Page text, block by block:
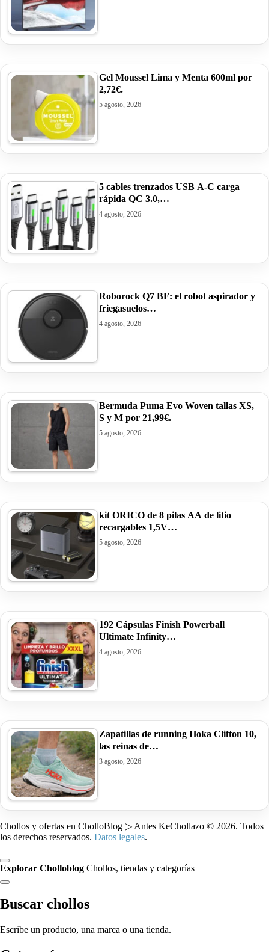
Gel Moussel Lima y Menta 600ml por
2,72€.
5 agosto, 2026
5 cables trenzados USB A-C carga
rápida QC 3.0,…
4 agosto, 2026
Roborock Q7 BF: el robot aspirador y
friegasuelos…
4 agosto, 2026
Bermuda Puma Evo Woven tallas XS,
S y M por 21,99€.
5 agosto, 2026
kit ORICO de 8 pilas AA de litio
recargables 1,5V…
5 agosto, 2026
192 Cápsulas Finish Powerball
Ultimate Infinity…
4 agosto, 2026
Zapatillas de running Hoka Clifton 10,
las reinas de…
3 agosto, 2026
Chollos y ofertas en CholloBlog ▷ Antes KeChollazo © 2026. Todos
los derechos reservados. Datos legales.
Explorar Cholloblog Chollos, tiendas y categorías
Buscar chollos
Escribe un producto, una marca o una tienda.